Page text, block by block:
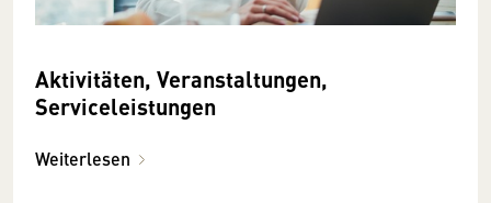
Aktivitäten, Veranstaltungen,
Serviceleistungen
Weiterlesen